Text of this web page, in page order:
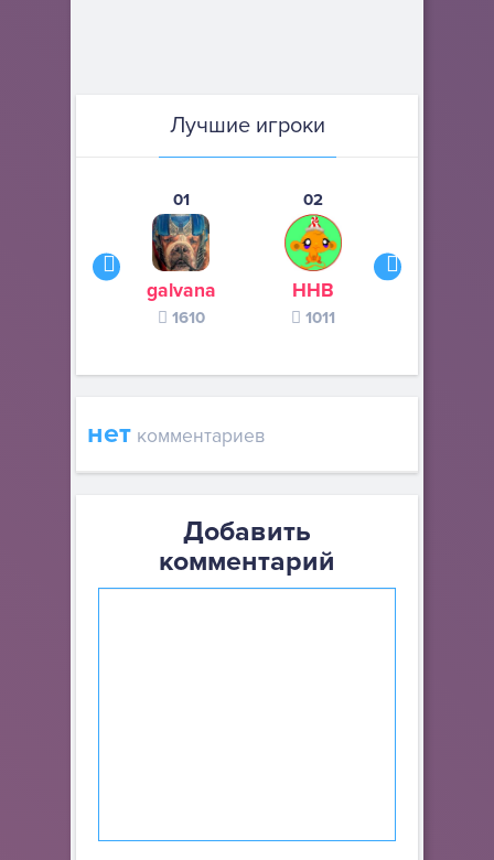
Лучшие игроки
01
galvana
1610
02
ННВ
1011
нет комментариев
Добавить
комментарий